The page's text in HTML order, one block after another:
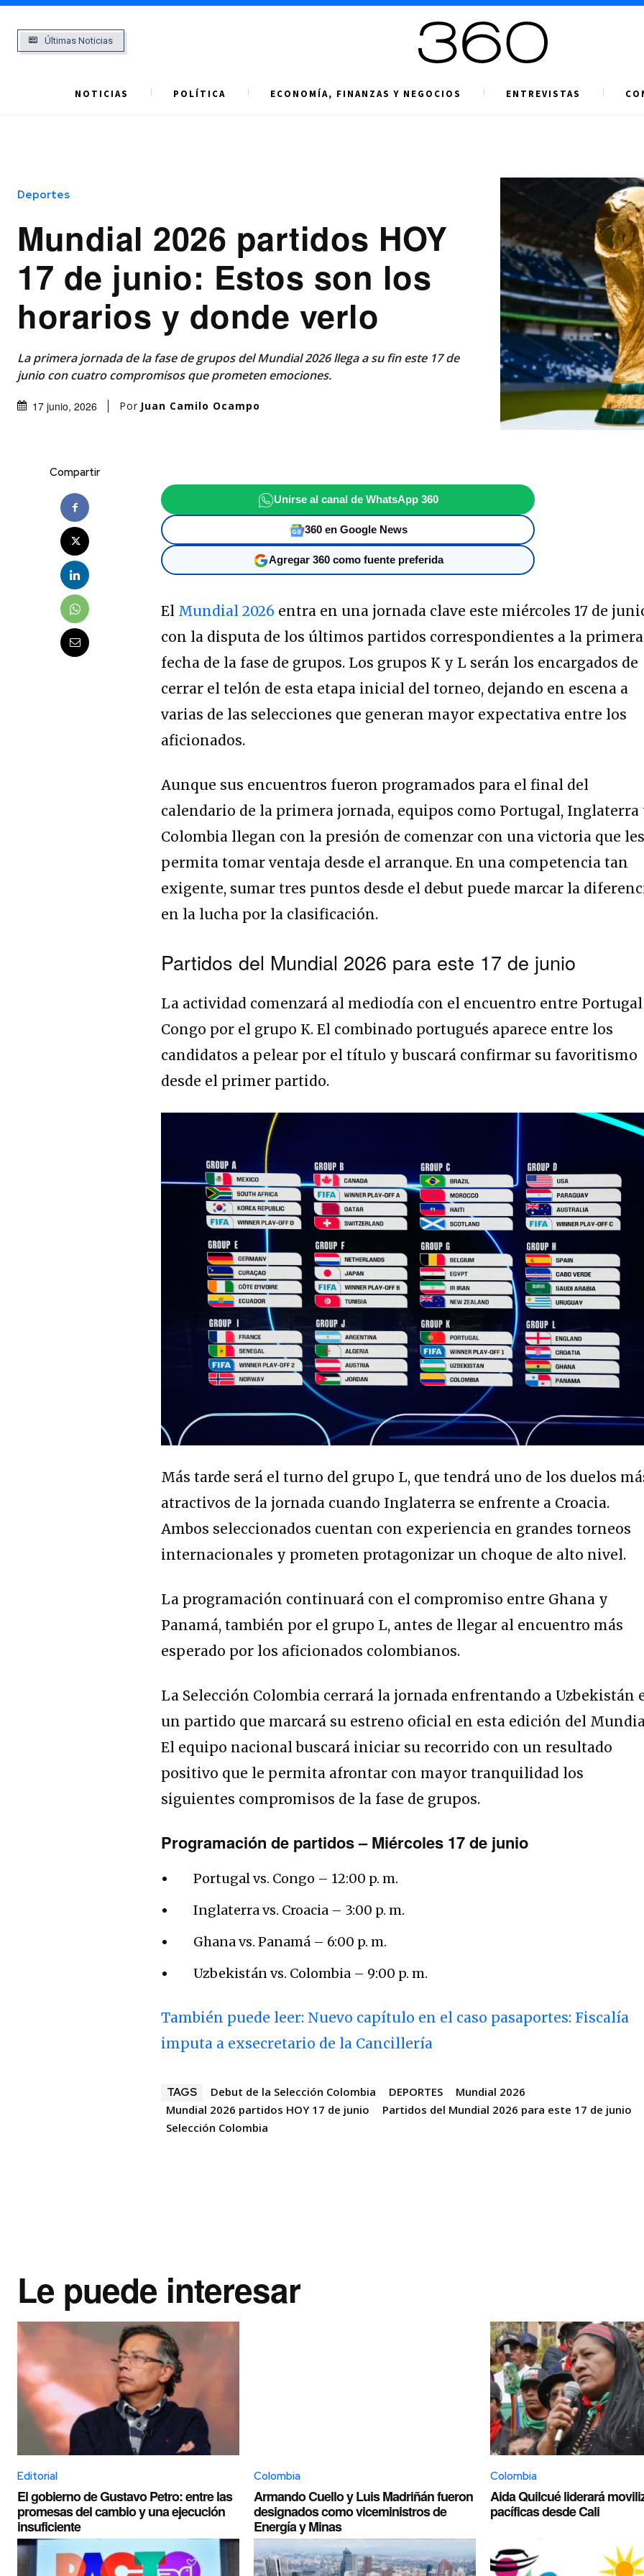
Últimas Noticias
NOTICIAS POLÍTICA ECONOMÍA, FINANZAS Y NEGOCIOS ENTREVISTAS
Deportes
Mundial 2026 partidos HOY
17 de junio: Estos son los
horarios y donde verlo
La primera jornada de la fase de grupos del Mundial 2026 llega a su fin este 17 de
junio con cuatro compromisos que prometen emociones.
17 junio, 2026 Por Juan Camilo Ocampo
Compartir
Unirse al canal de WhatsApp 360
360 en Google News
Agregar 360 como fuente preferida
El Mundial 2026 entra en una jornada clave este miércoles 17 de
con la disputa de los últimos partidos correspondientes a la primera
fecha de la fase de grupos. Los grupos K y L serán los encargados de
cerrar el telón de esta etapa inicial del torneo, dejando en escena a
varias de las selecciones que generan mayor expectativa entre los
aficionados.
Aunque sus encuentros fueron programados para el final del
calendario de la primera jornada, equipos como Portugal, Inglaterra
Colombia llegan con la presión de comenzar con una victoria que les
permita tomar ventaja desde el arranque. En una competencia tan
exigente, sumar tres puntos desde el debut puede marcar la
en la lucha por la clasificación.
Partidos del Mundial 2026 para este 17 de junio
La actividad comenzará al mediodía con el encuentro entre
Congo por el grupo K. El combinado portugués aparece entre los
candidatos a pelear por el título y buscará confirmar su favoritismo
desde el primer partido.
Más tarde será el turno del grupo L, que tendrá uno de los duelos
atractivos de la jornada cuando Inglaterra se enfrente a Croacia.
Ambos seleccionados cuentan con experiencia en grandes torneos
internacionales y prometen protagonizar un choque de alto nivel.
La programación continuará con el compromiso entre Ghana y
Panamá, también por el grupo L, antes de llegar al encuentro más
esperado por los aficionados colombianos.
La Selección Colombia cerrará la jornada enfrentando a Uzbekistán
un partido que marcará su estreno oficial en esta edición del
El equipo nacional buscará iniciar su recorrido con un resultado
positivo que le permita afrontar con mayor tranquilidad los
siguientes compromisos de la fase de grupos.
Programación de partidos – Miércoles 17 de junio
Portugal vs. Congo – 12:00 p. m.
Inglaterra vs. Croacia – 3:00 p. m.
Ghana vs. Panamá – 6:00 p. m.
Uzbekistán vs. Colombia – 9:00 p. m.
También puede leer: Nuevo capítulo en el caso pasaportes: Fiscalía
imputa a exsecretario de la Cancillería
TAGS Debut de la Selección Colombia DEPORTES
Mundial 2026
Mundial 2026 partidos HOY 17 de junio
Partidos del Mundial 2026 para este 17 de junio
Selección Colombia
Le puede interesar
Editorial
El gobierno de Gustavo Petro: entre las
promesas del cambio y una ejecución
insuficiente
Colombia
Armando Cuello y Luis Madriñán fueron
designados como viceministros de
Energía y Minas
Colombia
Aida Quilcué liderará
pacíficas desde Cali